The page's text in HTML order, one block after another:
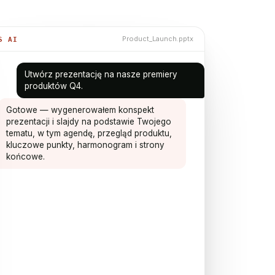
AI Product_Launch.pptx
Utwórz prezentację na nasze premiery
produktów Q4.
Gotowe — wygenerowałem konspekt
prezentacji i slajdy na podstawie Twojego
tematu, w tym agendę, przegląd produktu,
kluczowe punkty, harmonogram i strony
końcowe.